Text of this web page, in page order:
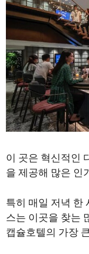
이 곳은 혁신적인
을 제공해 많은 인
특히 매일 저녁 한
스는 이곳을 찾는
캡슐호텔의 가장